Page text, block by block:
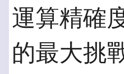
運算精確
的最大挑